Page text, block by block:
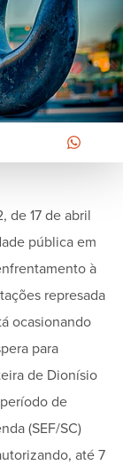
de 17 de abril
pública em
à
represada
ocasionando
para
de Dionísio
de
(SEF/SC)
até 7